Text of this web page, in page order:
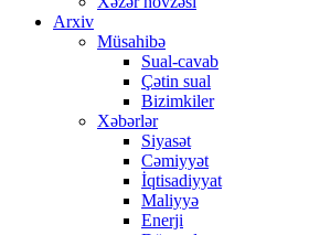
Arxiv
Müsahibə
Sual-cavab
Çətin sual
Bizimkiler
Xəbərlər
Siyasət
Cəmiyyət
İqtisadiyyat
Maliyyə
Enerji